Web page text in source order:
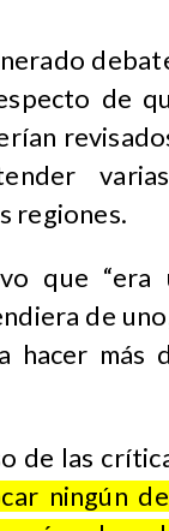
de
regiones.
que
de
hacer más
de las
ningún